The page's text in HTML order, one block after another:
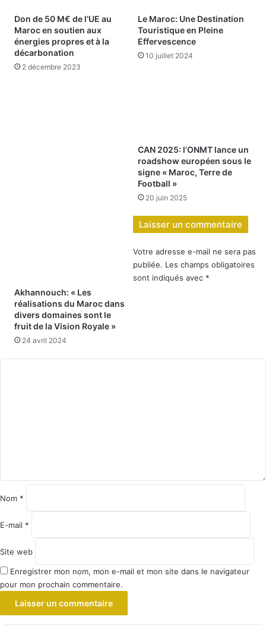
Don de 50 M€ de l’UE au
Maroc en soutien aux
énergies propres et à la
décarbonation
2 décembre 2023
Le Maroc: Une Destination
Touristique en Pleine
Effervescence
10 juillet 2024
CAN 2025: l’ONMT lance un
roadshow européen sous le
signe « Maroc, Terre de
Football »
20 juin 2025
Akhannouch: « Les
réalisations du Maroc dans
divers domaines sont le
fruit de la Vision Royale »
24 avril 2024
Laisser un commentaire
Votre adresse e-mail ne sera pas
publiée. Les champs obligatoires
sont indiqués avec *
r
e
Nom *
E-mail *
Site web
Enregistrer mon nom, mon e-mail et mon site dans le navigateur
pour mon prochain commentaire.